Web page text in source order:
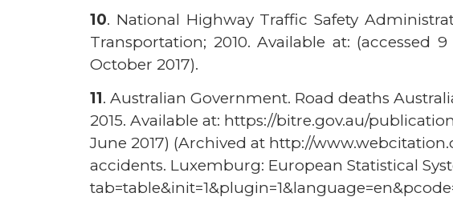
10. National Highway Traffic Safety
Transportation; 2010. Available at: (accessed
October 2017).
11. Australian Government. Road deaths
2015. Available at: https://bitre.gov.au/
June 2017) (Archived at http://
accidents. Luxemburg: European Statistical